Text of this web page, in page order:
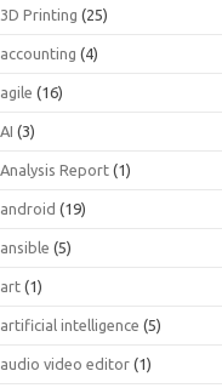
3D Printing (25)
accounting (4)
agile (16)
AI (3)
Analysis Report (1)
android (19)
ansible (5)
art (1)
artificial intelligence (5)
audio video editor (1)